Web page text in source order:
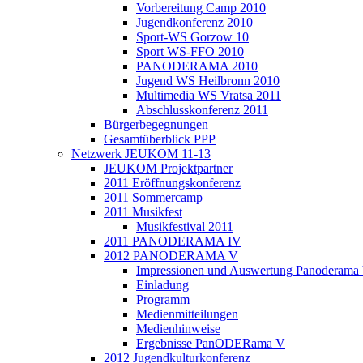
Vorbereitung Camp 2010
Jugendkonferenz 2010
Sport-WS Gorzow 10
Sport WS-FFO 2010
PANODERAMA 2010
Jugend WS Heilbronn 2010
Multimedia WS Vratsa 2011
Abschlusskonferenz 2011
Bürgerbegegnungen
Gesamtüberblick PPP
Netzwerk JEUKOM 11-13
JEUKOM Projektpartner
2011 Eröffnungskonferenz
2011 Sommercamp
2011 Musikfest
Musikfestival 2011
2011 PANODERAMA IV
2012 PANODERAMA V
Impressionen und Auswertung
Einladung
Programm
Medienmitteilungen
Medienhinweise
Ergebnisse PanODERama V
2012 Jugendkulturkonferenz